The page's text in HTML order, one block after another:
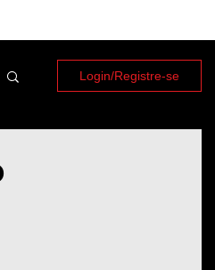
Login/Registre-se